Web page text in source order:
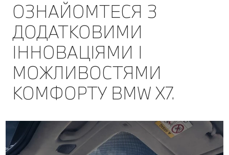
ОЗНАЙОМТЕСЯ З
ДОДАТКОВИМИ
ІННОВАЦІЯМИ І
МОЖЛИВОСТЯМИ
КОМФОРТУ BMW X7.